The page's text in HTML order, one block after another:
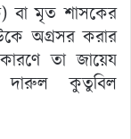
বা মৃত শাসকের
অগ্রসর করার
তা জায়েয
দারুল কুতুবিল